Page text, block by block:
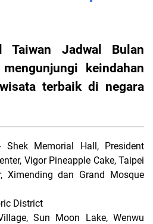
Taiwan Jadwal Bulan
keindahan
terbaik di negara
Memorial Hall, President
Vigor Pineapple Cake, Taipei
Ximending dan Grand Mosque
District
Sun Moon Lake, Wenwu